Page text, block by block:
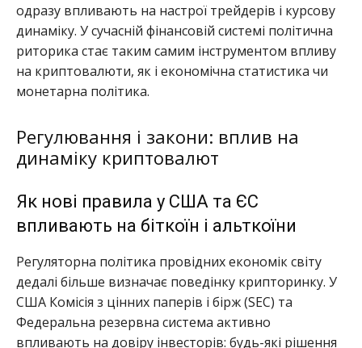
одразу впливають на настрої трейдерів і курсову
динаміку. У сучасній фінансовій системі політична
риторика стає таким самим інструментом впливу
на криптовалюти, як і економічна статистика чи
монетарна політика.
Регулювання і закони: вплив на
динаміку криптовалют
Як нові правила у США та ЄС
впливають на біткоїн і альткоїни
Регуляторна політика провідних економік світу
дедалі більше визначає поведінку крипторинку. У
США Комісія з цінних паперів і бірж (SEC) та
Федеральна резервна система активно
впливають на довіру інвесторів: будь-які рішення